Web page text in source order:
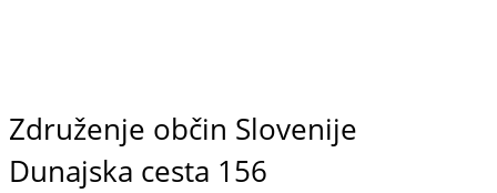
Združenje občin Slovenije
Dunajska cesta 156